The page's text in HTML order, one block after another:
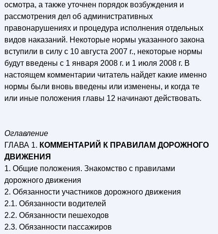
осмотра, а также уточнен порядок возбуждения и
рассмотрения дел об административных
правонарушениях и процедура исполнения отдельных
видов наказаний. Некоторые нормы указанного закона
вступили в силу с 10 августа 2007 г., некоторые нормы
будут введены с 1 января 2008 г. и 1 июля 2008 г. В
настоящем комментарии читатель найдет какие именно
нормы были вновь введены или изменены, и когда те
или иные положения главы 12 начинают действовать.
Оглавление
ГЛАВА 1. КОММЕНТАРИЙ К ПРАВИЛАМ ДОРОЖНОГО
ДВИЖЕНИЯ
1. Общие положения. Знакомство с правилами
дорожного движения
2. Обязанности участников дорожного движения
2.1. Обязанности водителей
2.2. Обязанности пешеходов
2.3. Обязанности пассажиров